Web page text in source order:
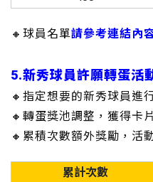
🔸球員名單請參考連結內
5.新秀球員許願轉蛋活
🔸指定想要的新秀球員進
🔸轉蛋獎池調整，獲得卡
🔸累積次數額外獎勵，活
累計次數